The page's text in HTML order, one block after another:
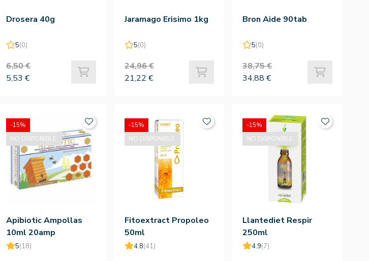
Drosera 40g
5(0)
6,50 €
5,53 €
Jaramago Erisimo 1kg
5(0)
24,96 €
21,22 €
Bron Aide 90tab
5(0)
38,75 €
34,88 €
Apibiotic Ampollas
10ml 20amp
5(18)
-15%
NO DISPONIBLE.
Fitoextract Propoleo
50ml
4.8(41)
-15%
NO DISPONIBLE.
Llantediet Respir
250ml
4.9(7)
-15%
NO DISPONIBLE.